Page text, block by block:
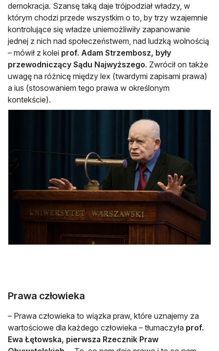
demokracja. Szansę taką daje trójpodział władzy, w
którym chodzi przede wszystkim o to, by trzy wzajemnie
kontrolujące się władze uniemożliwiły zapanowanie
jednej z nich nad społeczeństwem, nad ludzką wolnością
– mówił z kolei prof. Adam Strzembosz, były
przewodniczący Sądu Najwyższego. Zwrócił on także
uwagę na różnicę między lex (twardymi zapisami prawa)
a ius (stosowaniem tego prawa w określonym
kontekście).
Prawa człowieka
– Prawa człowieka to wiązka praw, które uznajemy za
wartościowe dla każdego człowieka – tłumaczyła prof.
Ewa Łętowska, pierwsza Rzecznik Praw